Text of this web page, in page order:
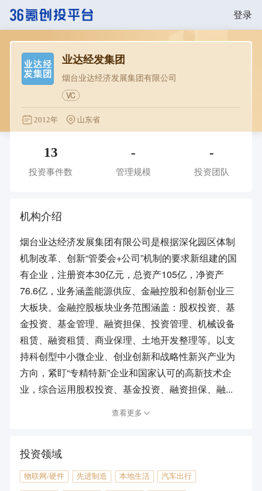
登录
业达经发集团
烟台业达经济发展集团有限公司
VC
2012年 山东省
13
投资事件数
-
管理规模
-
投资团队
机构介绍
烟台业达经济发展集团有限公司是根据深化园区体制
机制改革、创新“管委会+公司”机制的要求新组建的国
有企业，注册资本30亿元，总资产105亿，净资产
76.6亿，业务涵盖能源供应、金融控股和创新创业三
大板块。金融控股板块业务范围涵盖：股权投资、基
金投资、基金管理、融资担保、投资管理、机械设备
租赁、融资租赁、商业保理、土地开发整理等。以支
持科创型中小微企业、创业创新和战略性新兴产业为
方向，紧盯“专精特新”企业和国家认可的高新技术企
业，综合运用股权投资、基金投资、融资担保、融...
查看更多
投资领域
物联网/硬件 先进制造 本地生活 汽车出行